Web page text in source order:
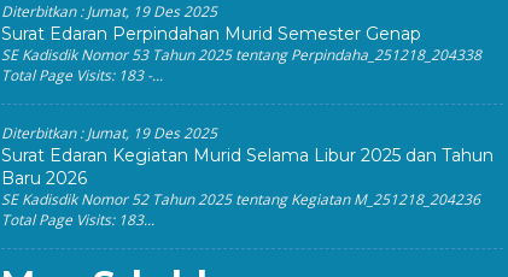
Diterbitkan :Jumat, 19 Des 2025
Surat Edaran Perpindahan Murid Semester Genap
SE Kadisdik Nomor 53 Tahun 2025 tentang Perpindaha_251218_204338
Total Page Visits: 183 -...
Diterbitkan :Jumat, 19 Des 2025
Surat Edaran Kegiatan Murid Selama Libur 2025 dan Tahun
Baru 2026
SE Kadisdik Nomor 52 Tahun 2025 tentang Kegiatan M_251218_204236
Total Page Visits: 183...